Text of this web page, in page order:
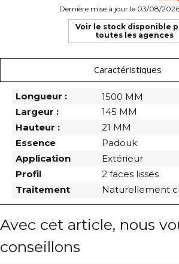
Dernière mise à jour le 03/08/2026
Voir le stock disponible
toutes les agences
Caractéristiques
Longueur :
1500 MM
Largeur :
145 MM
Hauteur :
21 MM
Essence
Padouk
Application
Extérieur
Profil
2 faces lisses
Traitement
Naturellement
Avec cet article, nous
conseillons